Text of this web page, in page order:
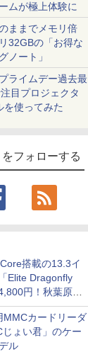
ムが極上体験に
ままでメモリ倍
32GBの「お得な
ノート」
ライムデー過去最
目プロジェクタ
を使ってみた
フォローする
搭載の13.3イ
Elite Dragonfly
円！秋葉原で
ール
MMCカードリーダ
じょい君」のケー
ル